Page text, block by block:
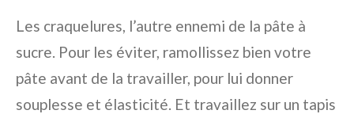
Les craquelures, l’autre ennemi de la pâte à
sucre. Pour les éviter, ramollissez bien votre
pâte avant de la travailler, pour lui donner
souplesse et élasticité. Et travaillez sur un tapis